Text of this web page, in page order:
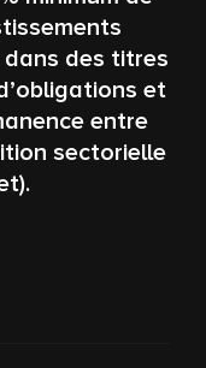
dans des titres
et
entre
sectorielle